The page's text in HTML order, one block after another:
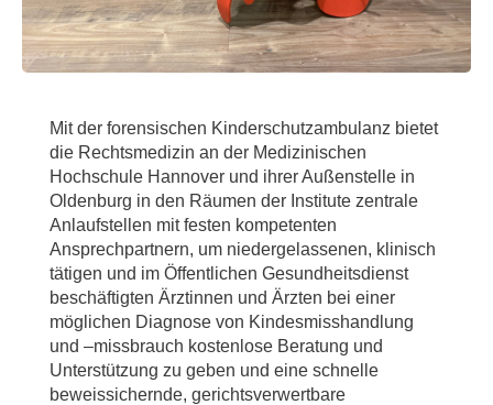
Mit der forensischen Kinderschutzambulanz bietet
die Rechtsmedizin an der Medizinischen
Hochschule Hannover und ihrer Außenstelle in
Oldenburg in den Räumen der Institute zentrale
Anlaufstellen mit festen kompetenten
Ansprechpartnern, um niedergelassenen, klinisch
tätigen und im Öffentlichen Gesundheitsdienst
beschäftigten Ärztinnen und Ärzten bei einer
möglichen Diagnose von Kindesmisshandlung
und –missbrauch kostenlose Beratung und
Unterstützung zu geben und eine schnelle
beweissichernde, gerichtsverwertbare